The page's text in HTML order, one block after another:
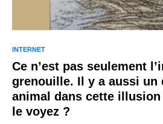
INTERNET
Ce n’est pas seulement
grenouille. Il y a aussi un
animal dans cette illusion
le voyez ?